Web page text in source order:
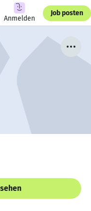
Anmelden
Job posten